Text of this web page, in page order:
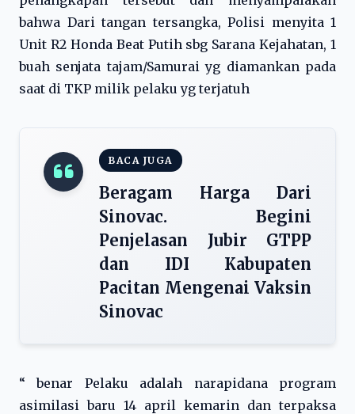
bahwa Dari tangan tersangka, Polisi menyita 1
Unit R2 Honda Beat Putih sbg Sarana Kejahatan, 1
buah senjata tajam/Samurai yg diamankan pada
saat di TKP milik pelaku yg terjatuh
BACA JUGA
Beragam Harga Dari
Sinovac. Begini
Penjelasan Jubir GTPP
dan IDI Kabupaten
Pacitan Mengenai Vaksin
Sinovac
“ benar Pelaku adalah narapidana program
asimilasi baru 14 april kemarin dan terpaksa